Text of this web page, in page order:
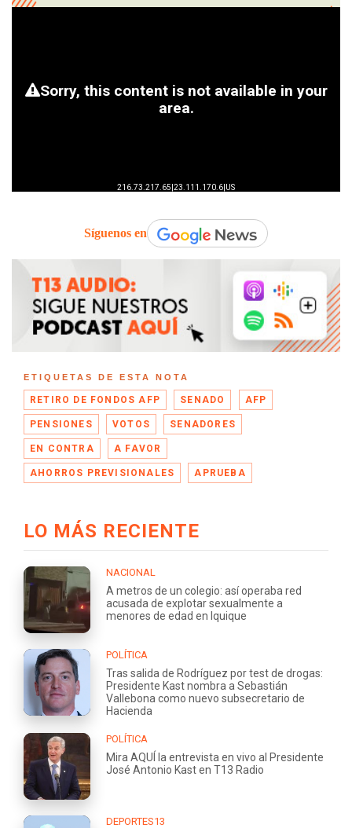
Síguenos en
ETIQUETAS DE ESTA NOTA
RETIRO DE FONDOS AFP SENADO AFP
PENSIONES VOTOS SENADORES
EN CONTRA A FAVOR
AHORROS PREVISIONALES APRUEBA
LO MÁS RECIENTE
NACIONAL
A metros de un colegio: así operaba red
acusada de explotar sexualmente a
menores de edad en Iquique
POLÍTICA
Tras salida de Rodríguez por test de drogas:
Presidente Kast nombra a Sebastián
Vallebona como nuevo subsecretario de
Hacienda
POLÍTICA
Mira AQUÍ la entrevista en vivo al Presidente
José Antonio Kast en T13 Radio
DEPORTES13